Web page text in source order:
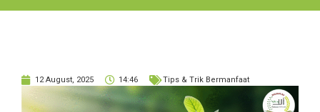
12 August, 2025 14:46 Tips & Trik Bermanfaat